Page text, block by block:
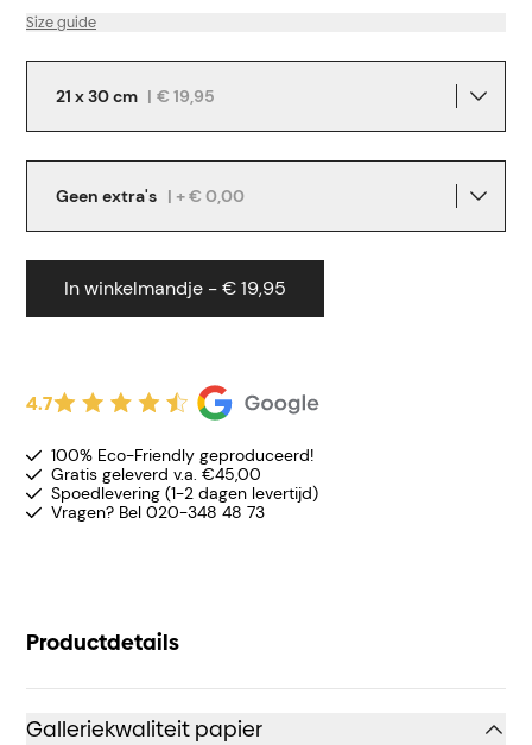
Size guide
21 x 30 cm | € 19,95
Geen extra's | + € 0,00
In winkelmandje - € 19,95
4.7
100% Eco-Friendly geproduceerd!
Gratis geleverd v.a. €45,00
Spoedlevering (1-2 dagen levertijd)
Vragen? Bel 020-348 48 73
Productdetails
Galleriekwaliteit papier